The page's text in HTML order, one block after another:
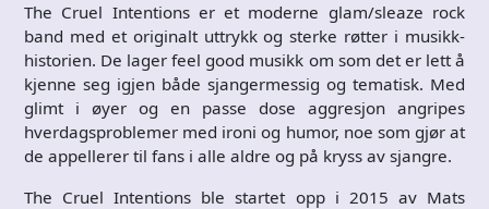
The Cruel Intentions er et moderne glam/sleaze rock
band med et originalt uttrykk og sterke røtter i musikk-
historien. De lager feel good musikk om som det er lett å
kjenne seg igjen både sjangermessig og tematisk. Med
glimt i øyer og en passe dose aggresjon angripes
hverdagsproblemer med ironi og humor, noe som gjør at
de appellerer til fans i alle aldre og på kryss av sjangre.
The Cruel Intentions ble startet opp i 2015 av Mats